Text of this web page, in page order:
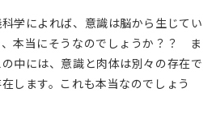
学によれば、意識は脳から生じてい
本当にそうなのでしょうか？？ ま
中には、意識と肉体は別々の存在で
します。これも本当なのでしょう